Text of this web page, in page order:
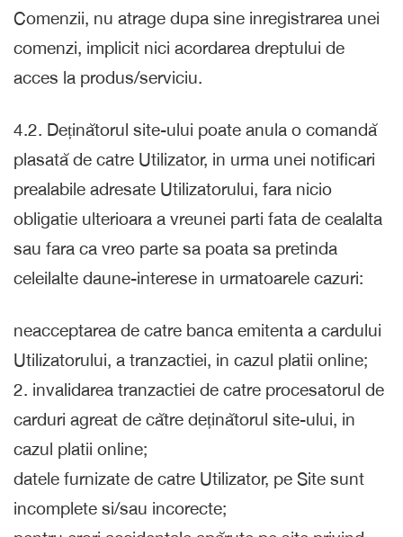
Comenzii, nu atrage dupa sine inregistrarea unei
comenzi, implicit nici acordarea dreptului de
acces la produs/serviciu.
4.2. Deținătorul site-ului poate anula o comandă
plasată de catre Utilizator, in urma unei notificari
prealabile adresate Utilizatorului, fara nicio
obligatie ulterioara a vreunei parti fata de cealalta
sau fara ca vreo parte sa poata sa pretinda
celeilalte daune-interese in urmatoarele cazuri:
neacceptarea de catre banca emitenta a cardului
Utilizatorului, a tranzactiei, in cazul platii online;
2. invalidarea tranzactiei de catre procesatorul de
carduri agreat de către deținătorul site-ului, in
cazul platii online;
datele furnizate de catre Utilizator, pe Site sunt
incomplete si/sau incorecte;